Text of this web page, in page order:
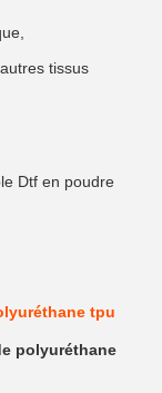
tissus
Dtf en poudre
tpu
polyuréthane